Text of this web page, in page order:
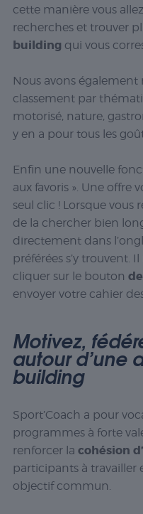
cette manière vous
recherches et trouver
building qui vous
Nous avons
classement par
motorisé, nature,
y en a pour tous les
Enfin une nouvelle
aux favoris ». Une offre
seul clic ! Lorsque vous
de la chercher bien
directement dans
préférées s’y trouvent.
cliquer sur le bouton
envoyer votre cahier
Motivez,
autour d’une
building
Sport’Coach a pour
programmes à forte
renforcer la cohésion
participants à
objectif commun.